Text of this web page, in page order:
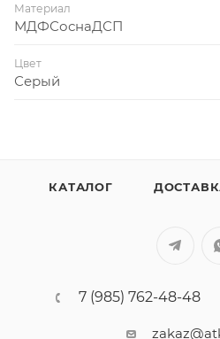
Материал
МДФСоснаДСП
Цвет
Серый
КАТАЛОГ
7 (985) 762-48-48